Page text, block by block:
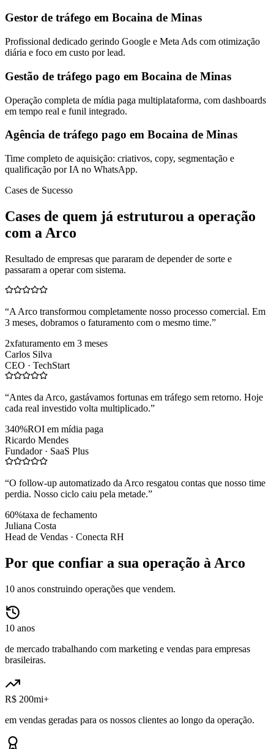
Gestor de tráfego em Bocaina de Minas
Profissional dedicado gerindo Google e Meta Ads com otimização
diária e foco em custo por lead.
Gestão de tráfego pago em Bocaina de Minas
Operação completa de mídia paga multiplataforma, com dashboards
em tempo real e funil integrado.
Agência de tráfego pago em Bocaina de Minas
Time completo de aquisição: criativos, copy, segmentação e
qualificação por IA no WhatsApp.
Cases de Sucesso
Cases de quem já estruturou a operação
com a Arco
Resultado de empresas que pararam de depender de sorte e
passaram a operar com sistema.
“A Arco transformou completamente nosso processo comercial. Em
3 meses, dobramos o faturamento com o mesmo time.”
2xfaturamento em 3 meses
Carlos Silva
CEO · TechStart
“Antes da Arco, gastávamos fortunas em tráfego sem retorno. Hoje
cada real investido volta multiplicado.”
340%ROI em mídia paga
Ricardo Mendes
Fundador · SaaS Plus
“O follow-up automatizado da Arco resgatou contas que nosso time
perdia. Nosso ciclo caiu pela metade.”
60%taxa de fechamento
Juliana Costa
Head de Vendas · Conecta RH
Por que confiar a sua operação à Arco
10 anos construindo operações que vendem.
10 anos
de mercado trabalhando com marketing e vendas para empresas
brasileiras.
R$ 200mi+
em vendas geradas para os nossos clientes ao longo da operação.